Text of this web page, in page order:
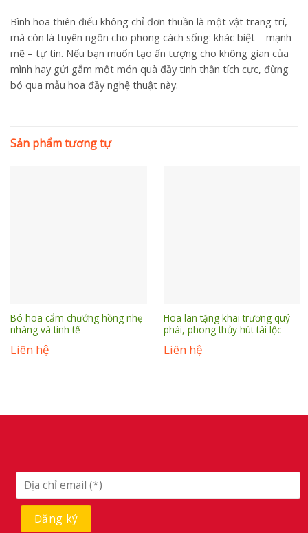
Bình hoa thiên điểu không chỉ đơn thuần là một vật trang trí,
mà còn là tuyên ngôn cho phong cách sống: khác biệt – mạnh
mẽ – tự tin. Nếu bạn muốn tạo ấn tượng cho không gian của
mình hay gửi gắm một món quà đầy tinh thần tích cực, đừng
bỏ qua mẫu hoa đầy nghệ thuật này.
Sản phẩm tương tự
Bó hoa cẩm chướng hồng nhẹ
nhàng và tinh tế
Liên hệ
Hoa lan tặng khai trương quý
phái, phong thủy hút tài lộc
Liên hệ